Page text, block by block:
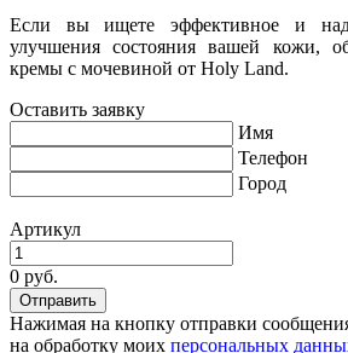
Если вы ищете эффективное и
улучшения состояния вашей кожи,
кремы с мочевиной от Holy Land.
Оставить заявку
Имя
Телефон
Город
Артикул
0 руб.
Нажимая на кнопку отправки
на обработку моих персональных